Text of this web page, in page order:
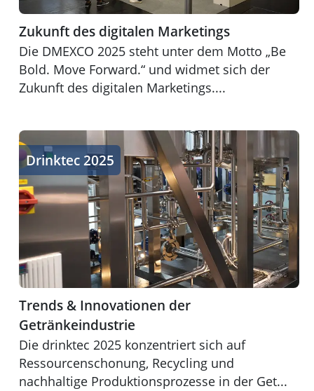
Zukunft des digitalen Marketings
Die DMEXCO 2025 steht unter dem Motto „Be
Bold. Move Forward.“ und widmet sich der
Zukunft des digitalen Marketings....
Trends & Innovationen der Getränkeindustrie
Drinktec 2025
Trends & Innovationen der
Getränkeindustrie
Die drinktec 2025 konzentriert sich auf
Ressourcenschonung, Recycling und
nachhaltige Produktionsprozesse in der Get...